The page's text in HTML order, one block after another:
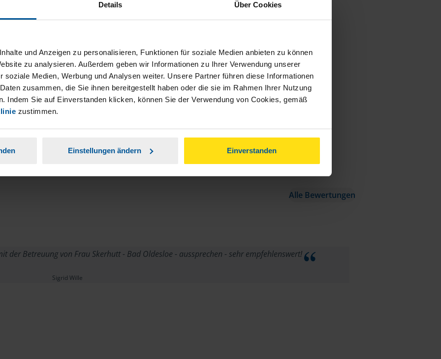
Details Über Cookies
und Anzeigen zu personalisieren, Funktionen für soziale Medien anbieten zu können
zu analysieren. Außerdem geben wir Informationen zu Ihrer Verwendung unserer
soziale Medien, Werbung und Analysen weiter. Unsere Partner führen diese Informationen
zusammen, die Sie ihnen bereitgestellt haben oder die sie im Rahmen Ihrer Nutzung
Indem Sie auf Einverstanden klicken, können Sie der Verwendung von Cookies, gemäß
zustimmen.
Einstellungen ändern Einverstanden
Arbeitnehmer, Beamte, Auszubildende,
(StBerG). Auch bei Einkünften
der geeignete Dienstleister für Sie.
Tätigkeit und umsatzsteuerpflichtigen
Alle Bewertungen
der Betreuung von Frau Skerhutt - Bad Oldesloe - aussprechen - sehr empfehlenswert!
Sigrid Wille